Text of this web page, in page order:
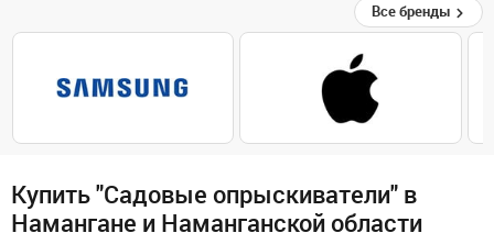
Все бренды
Купить "Садовые опрыскиватели" в
Намангане и Наманганской области